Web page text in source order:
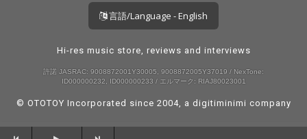
言語/Language - English
Hi-res music store, reviews and interviews
許諾 JASRAC: 9008872001Y30005, 9008872005Y37019 / NexTone:
ID000000232, ID000000233 / エルマーク: RIAJ80023001
© OTOTOY Incorporated since 2004, a digitiminimi company